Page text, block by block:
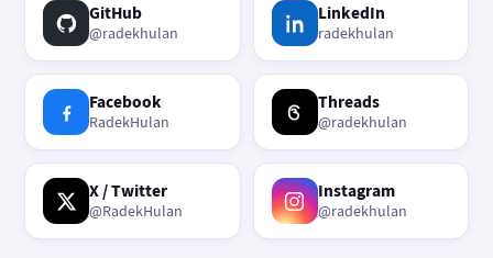
GitHub
@radekhulan
LinkedIn
radekhulan
Facebook
RadekHulan
Threads
@radekhulan
X / Twitter
@RadekHulan
Instagram
@radekhulan